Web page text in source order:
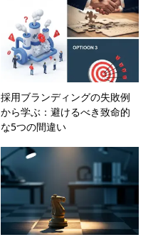
採用ブランディングの失敗例
から学ぶ：避けるべき致命的
な5つの間違い